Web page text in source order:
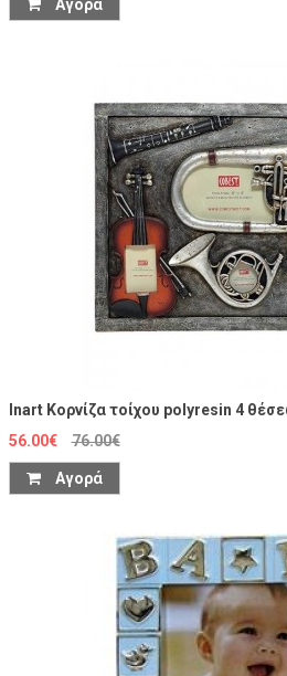
Αγορά
Inart Κορνίζα τοίχου polyresin 4
56.00€
76.00€
Αγορά